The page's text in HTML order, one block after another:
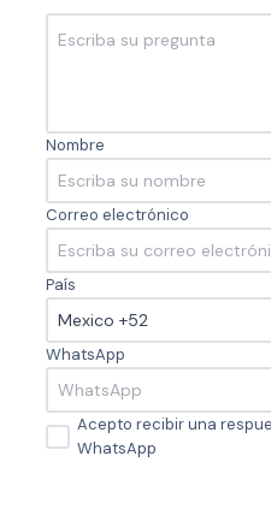
Nombre
Correo electrónico
País
WhatsApp
Acepto recibir una
WhatsApp